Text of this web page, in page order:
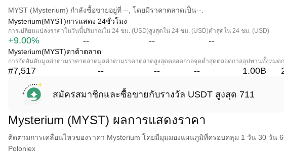
MYST (Mysterium) กำลังซื้อขายอยู่ที่ --, โดยมีราคาตลาดเป็น--.
Mysterium(MYST)การแสดง 24ชั่วโมง
การเปลี่ยนแปลงราคาในวันนี้
+9.00%
ปริมาณใน 24 ชม. (USD)
--
สูงสุดใน 24 ชม. (USD)
--
ต่ำสุดใน 24 ชม. (USD)
--
Mysterium(MYST)ดาต้าตลาด
การจัดอันดับมูลค่าตามราคาตลาด
#7,517
มูลค่าตามราคาตลาด
--
สูงสุดตลอดกาล
--
จุดต่ำสุดตลอดกาล
--
อุปทานทั้งหมด
1.00B
สมัครสมาชิกและซื้อขายกับรางวัล USDT สูงสุด 711
Mysterium (MYST) ผลการแสดงราคา
ติดตามการเคลื่อนไหวของราคา Mysterium โดยมีมุมมองแผนภูมิที่ครอบคลุม 1 วัน 30 วัน
Poloniex